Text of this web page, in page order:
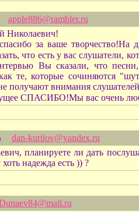
apple886@rambler.ru
Николаевич!
за ваше творчество!На
что есть у вас слушатели,
Вы сказали, что
те, которые сочиняются
получают внимания
СПАСИБО!Мы вас очень
dan-kurilov@yandex.ru
планируете ли дать
надежда есть )) ?